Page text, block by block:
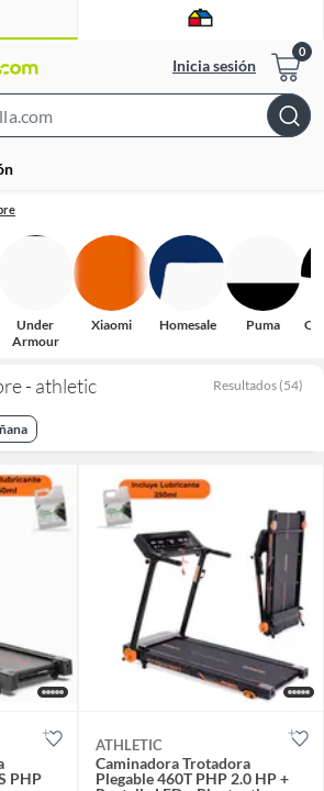
Inicia sesión
Bar
Under
Armour
Xiaomi Homesale Puma
- athletic Resultados (54)
PHP
ATHLETIC
Caminadora Trotadora
Plegable 460T PHP 2.0 HP +